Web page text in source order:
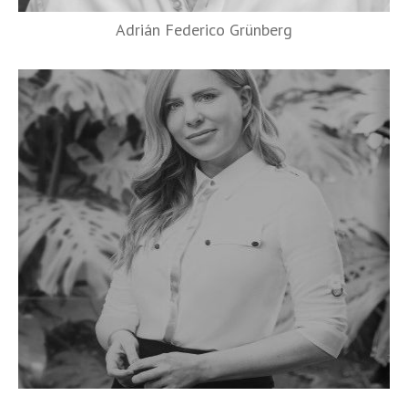
Adrián Federico Grünberg